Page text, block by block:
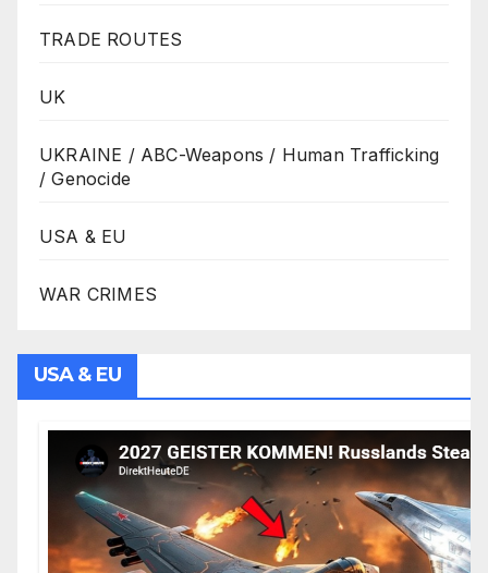
TRADE ROUTES
UK
UKRAINE / ABC-Weapons / Human Trafficking
/ Genocide
USA & EU
WAR CRIMES
USA & EU